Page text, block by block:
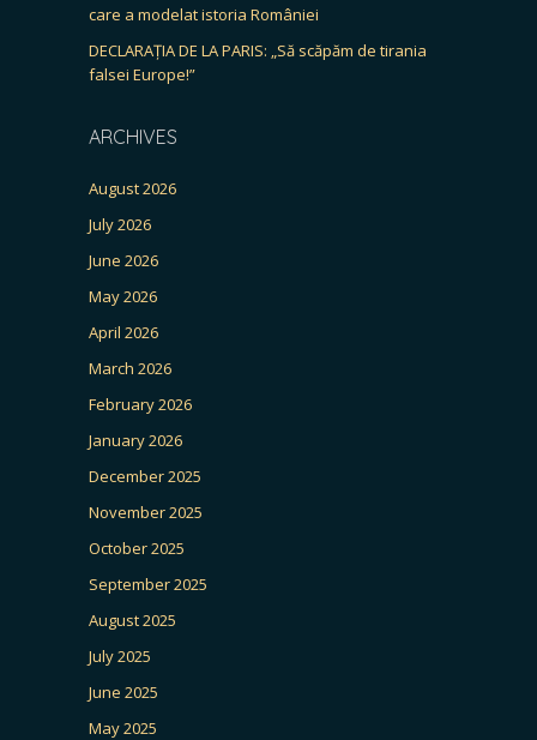
care a modelat istoria României
DECLARAȚIA DE LA PARIS: „Să scăpăm de tirania
falsei Europe!”
ARCHIVES
August 2026
July 2026
June 2026
May 2026
April 2026
March 2026
February 2026
January 2026
December 2025
November 2025
October 2025
September 2025
August 2025
July 2025
June 2025
May 2025